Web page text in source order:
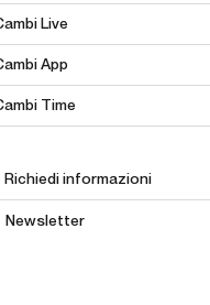
Live
App
Time
Richiedi informazioni
Newsletter